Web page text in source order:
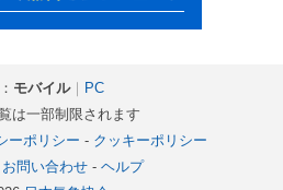
モバイル｜ PC
は一部制限されます
ーポリシー - クッキーポリシー
お問い合わせ- ヘルプ